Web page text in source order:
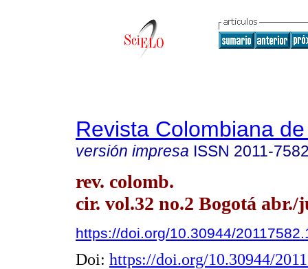
Revista Colombiana
versión impresa ISSN 2011-
rev. colomb.
cir. vol.32 no.2 Bogotá abr./
https://doi.org/10.30944/
Doi: https://doi.org/10.30944/